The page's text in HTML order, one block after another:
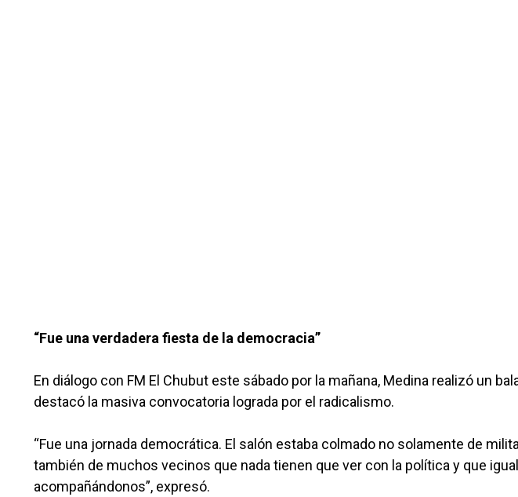
“Fue una verdadera fiesta de la democracia”
En diálogo con FM El Chubut este sábado por la mañana, Medina realizó un
destacó la masiva convocatoria lograda por el radicalismo.
“Fue una jornada democrática. El salón estaba colmado no solamente de
también de muchos vecinos que nada tienen que ver con la política y que
acompañándonos”, expresó.